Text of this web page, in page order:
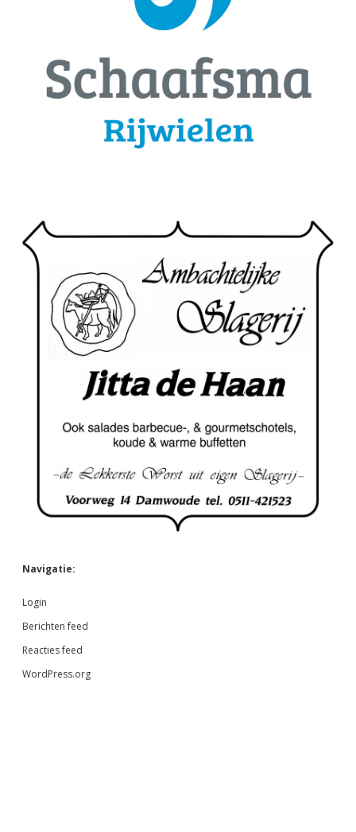
Navigatie:
Login
Berichten feed
Reacties feed
WordPress.org